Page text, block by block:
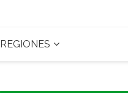
REGIONES